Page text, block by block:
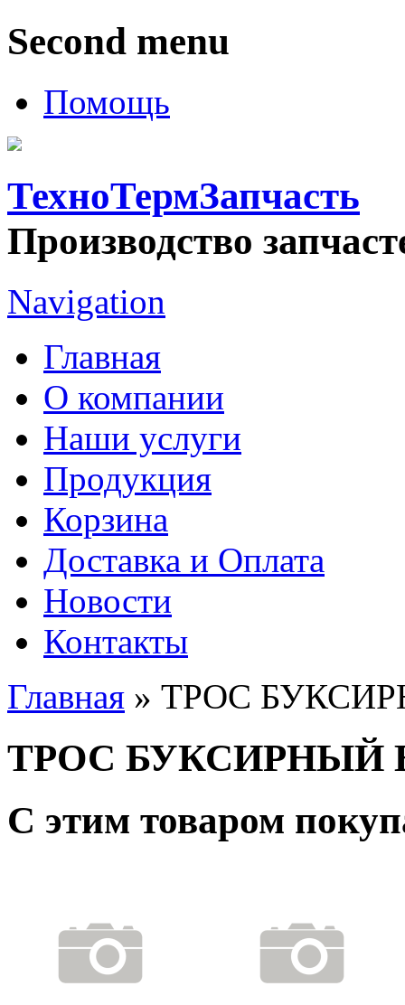
Second menu
Помощь
ТехноТермЗапчасть
Производство
Navigation
Главная
О компании
Наши услуги
Продукция
Корзина
Доставка и Оплата
Новости
Контакты
Вы здесь
Главная » ТРОС
ТРОС БУКСИРНЫЙ
С этим товаром